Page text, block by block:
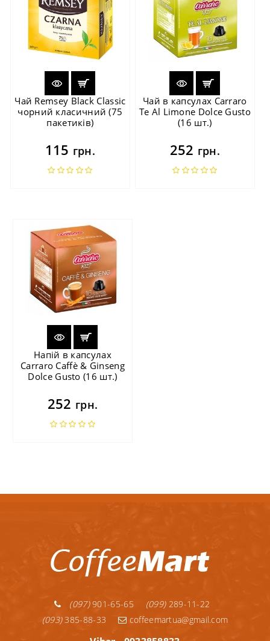
Чай Remsey Black Classic
чорний класичний (75
пакетиків)
115 грн.
Чай в капсулах Carraro
Te Al Limone Dolce Gusto
(16 шт.)
252 грн.
Напій в капсулах
Carraro Caffè & Ginseng
Dolce Gusto (16 шт.)
252 грн.
(097)901-65-65 (099)289-11-22
(093)385-88-33 coffeemartua@gmail.com